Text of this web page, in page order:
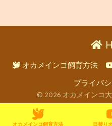
オカメインコ飼育方法
プライバ
© 2026 オカメインコ
オカメインコ飼育方法 日替り